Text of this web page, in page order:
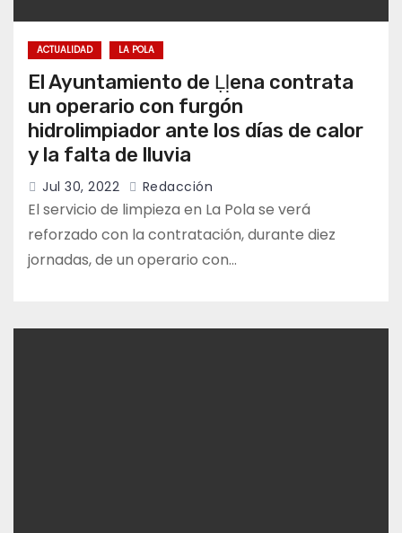
sábado 8 de agosto con tradición,
La Casona de Campomanes presenta
sus novedades literarias para el mes
de agosto
ACTUALIDAD LA POLA
El Ayuntamiento de Ḷḷena contrata
un operario con furgón
hidrolimpiador ante los días de calor
y la falta de lluvia
Jul 30, 2022 Redacción
El servicio de limpieza en La Pola se verá
reforzado con la contratación, durante diez
jornadas, de un operario con…